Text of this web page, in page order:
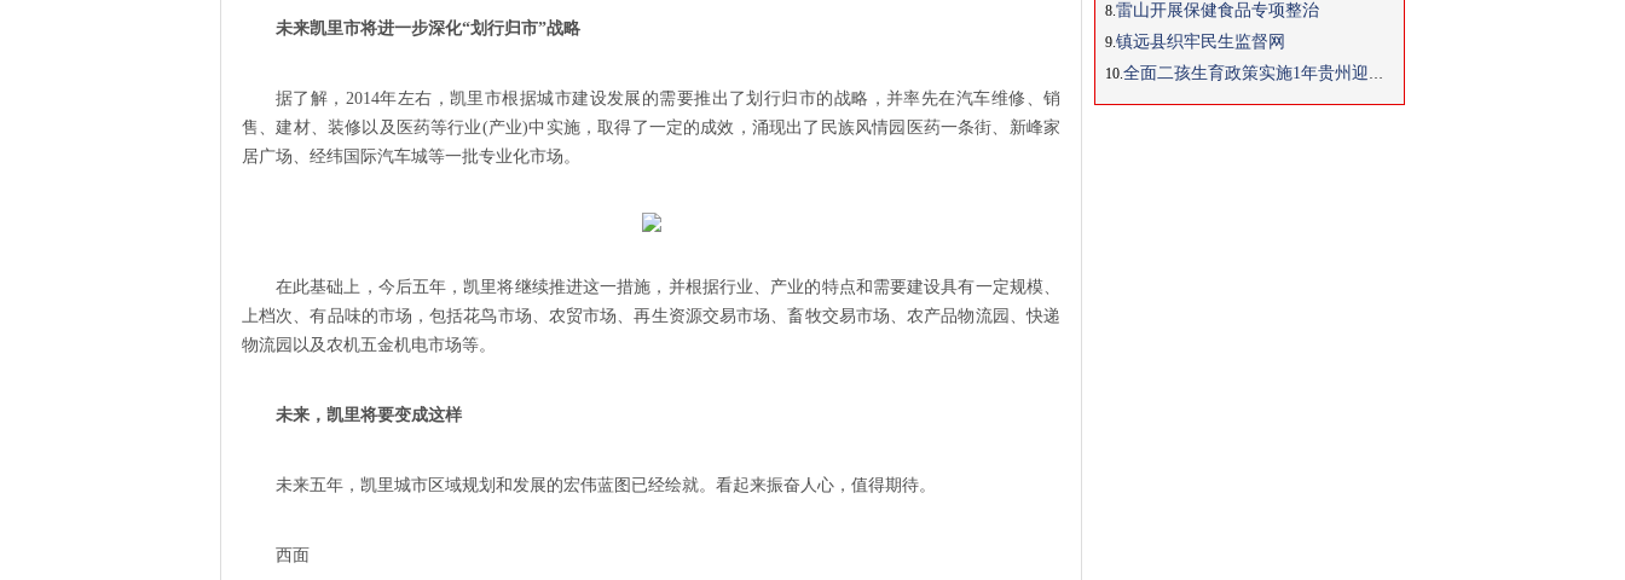
未来凯里市将进一步深化“划行归市”战略
据了解，2014年左右，凯里市根据城市建设发展的需要推出了划行归市的战略，并率先在汽车维修、销
售、建材、装修以及医药等行业(产业)中实施，取得了一定的成效，涌现出了民族风情园医药一条街、新峰家
居广场、经纬国际汽车城等一批专业化市场。
在此基础上，今后五年，凯里将继续推进这一措施，并根据行业、产业的特点和需要建设具有一定规模、
上档次、有品味的市场，包括花鸟市场、农贸市场、再生资源交易市场、畜牧交易市场、农产品物流园、快递
物流园以及农机五金机电市场等。
未来，凯里将要变成这样
未来五年，凯里城市区域规划和发展的宏伟蓝图已经绘就。看起来振奋人心，值得期待。
西面
8.雷山开展保健食品专项整治
9.镇远县织牢民生监督网
10.全面二孩生育政策实施1年贵州迎来